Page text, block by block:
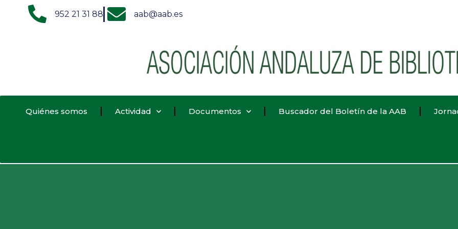
952 21 31 88 aab@aab.es
Quiénes somos Actividad Documentos Buscador del Boletín de la AAB